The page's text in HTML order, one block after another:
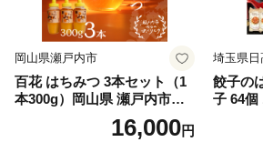
岡山県瀬戸内市
百花 はちみつ 3本セット（1
本300g）岡山県 瀬戸内市産
石黒農園 ヨーグルト パン 砂
糖の代わり 香り高い いい香
16,000円
埼玉県日
餃子の
子 64個
中華
野菜